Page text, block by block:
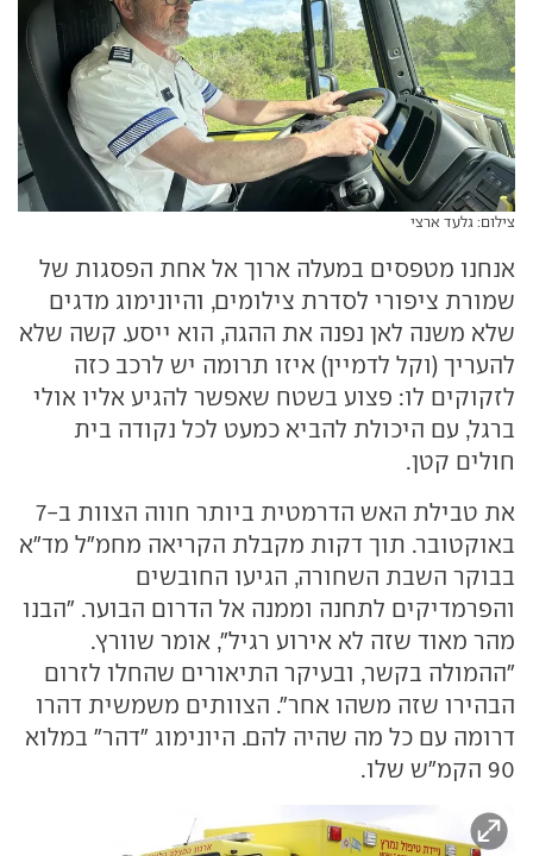
צילום: גלעד ארצי
אנחנו מטפסים במעלה ארוך אל אחת הפסגות של
שמורת ציפורי לסדרת צילומים, והיונימוג מדגים
שלא משנה לאן נפנה את ההגה, הוא ייסע. קשה שלא
להעריך (וקל לדמיין) איזו תרומה יש לרכב כזה
לזקוקים לו: פצוע בשטח שאפשר להגיע אליו אולי
ברגל, עם היכולת להביא כמעט לכל נקודה בית
חולים קטן.
את טבילת האש הדרמטית ביותר חווה הצוות ב-7
באוקטובר. תוך דקות מקבלת הקריאה מחמ"ל מד"א
בבוקר השבת השחורה, הגיעו החובשים
והפרמדיקים לתחנה וממנה אל הדרום הבוער. "הבנו
מהר מאוד שזה לא אירוע רגיל", אומר שוורץ.
"ההמולה בקשר, ובעיקר התיאורים שהחלו לזרום
הבהירו שזה משהו אחר". הצוותים משמשית דהרו
דרומה עם כל מה שהיה להם. היונימוג "דהר" במלוא
90 הקמ"ש שלו.